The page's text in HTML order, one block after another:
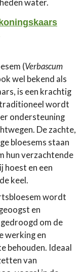
water.
(Verbascum
wel bekend als
is een krachtig
wordt
ondersteuning
De zachte,
bloesems staan
hun verzachtende
hoest en een
keel.
wordt
en
gedroogd om de
werking en
behouden. Ideaal
van